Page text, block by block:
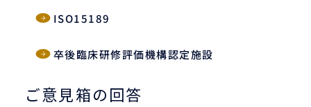
ISO15189
卒後臨床研修評価機構認定施設
ご意見箱の回答